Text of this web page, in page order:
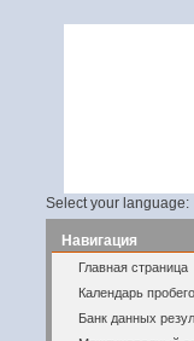
Select your language:
Навигация
Главная страница
Календарь
Банк данных